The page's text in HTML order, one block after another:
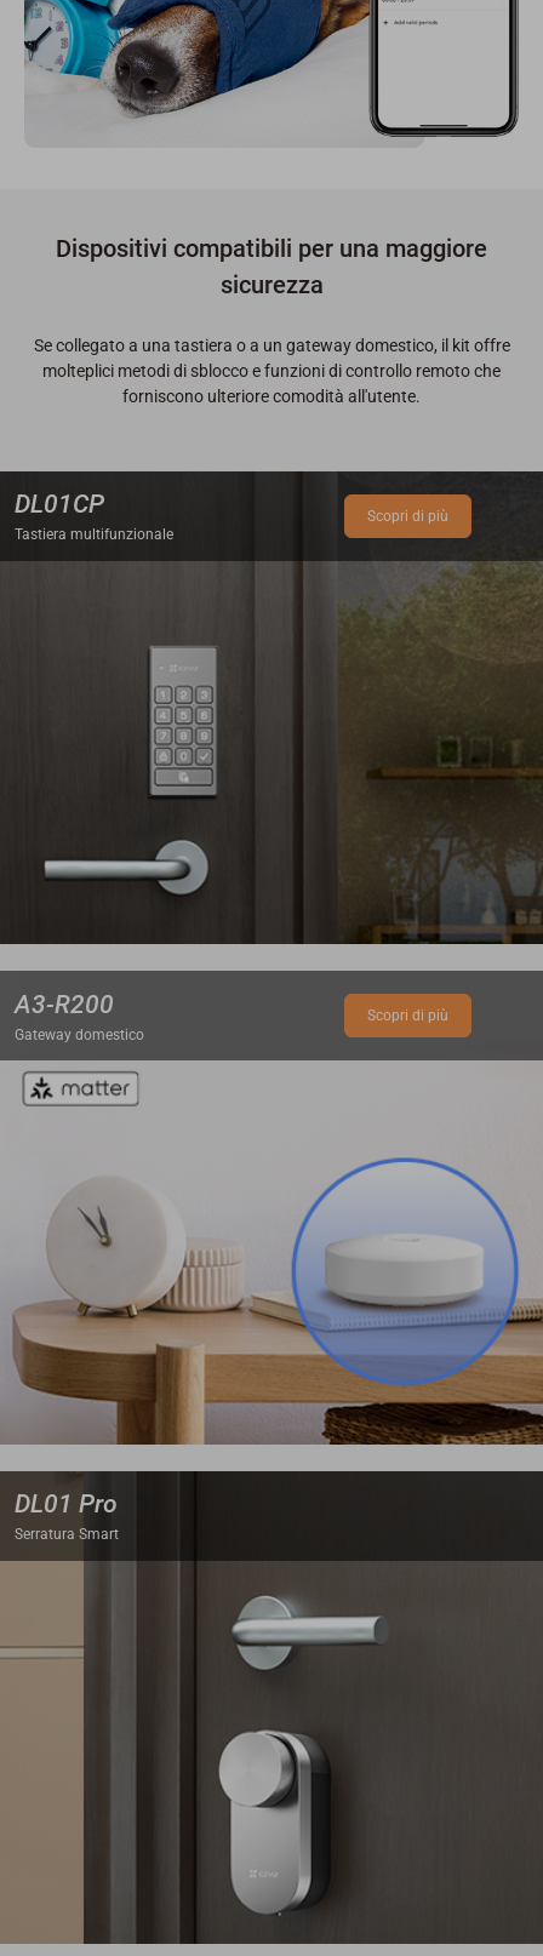
Dispositivi compatibili per una maggiore
sicurezza
Se collegato a una tastiera o a un gateway domestico, il kit offre
molteplici metodi di sblocco e funzioni di controllo remoto che
forniscono ulteriore comodità all'utente.
DL01CP
Tastiera multifunzionale
Scopri di più
A3-R200
Gateway domestico
Scopri di più
DL01 Pro
Serratura Smart